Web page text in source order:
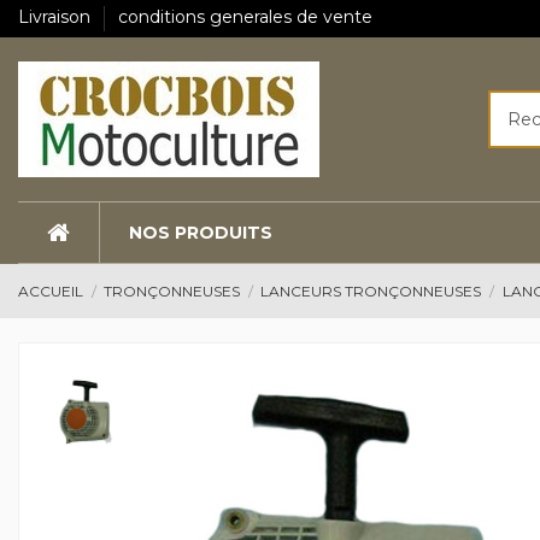
Livraison conditions generales de vente
NOS PRODUITS
ACCUEIL TRONÇONNEUSES LANCEURS TRONÇONNEUSES